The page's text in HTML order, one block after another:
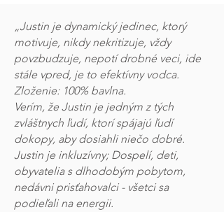
„Justin je dynamický jedinec, ktorý
motivuje, nikdy nekritizuje, vždy
povzbudzuje, nepotí drobné veci, ide
stále vpred, je to efektívny vodca.
Zloženie: 100% bavlna.
Verím, že Justin je jedným z tých
zvláštnych ľudí, ktorí spájajú ľudí
dokopy, aby dosiahli niečo dobré.
Justin je inkluzívny; Dospelí, deti,
obyvatelia s dlhodobým pobytom,
nedávni prisťahovalci - všetci sa
podieľali na energii.